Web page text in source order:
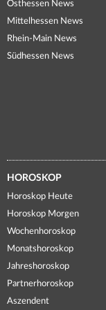
Osthessen News
Mittelhessen News
Rhein-Main News
Südhessen News
HOROSKOP
Horoskop Heute
Horoskop Morgen
Wochenhoroskop
Monatshoroskop
Jahreshoroskop
Partnerhoroskop
Aszendent